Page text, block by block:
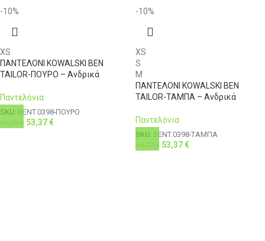
-10%
XS
ΠΑΝΤΕΛΟΝΙ KOWALSKI BEN
TAILOR-ΠΟΥΡΟ – Ανδρικά
Παντελόνια
SKU: BENT.0398-ΠΟΥΡΟ
€ 53,37€
-10%
XS
S
M
ΠΑΝΤΕΛΟΝΙ KOWALSKI BEN
TAILOR-ΤΑΜΠΑ – Ανδρικά
Παντελόνια
SKU: BENT.0398-ΤΑΜΠΑ
€ 53,37€